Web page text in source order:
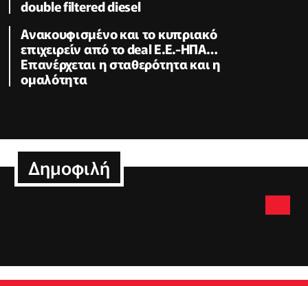
double filtered diesel
Ανακουφισμένο και το κυπριακό
επιχειρείν από το deal Ε.Ε.-ΗΠΑ…
Επανέρχεται η σταθερότητα και η
ομαλότητα
Δημοφιλή